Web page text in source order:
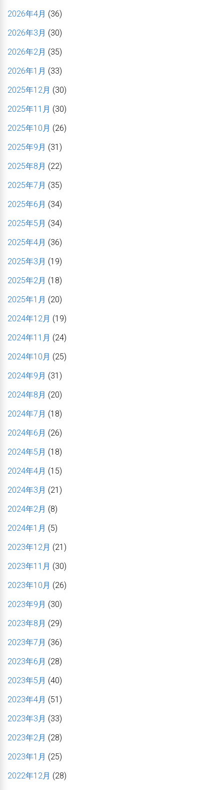
2026年4月 (36)
2026年3月 (30)
2026年2月 (35)
2026年1月 (33)
2025年12月 (30)
2025年11月 (30)
2025年10月 (26)
2025年9月 (31)
2025年8月 (22)
2025年7月 (35)
2025年6月 (34)
2025年5月 (34)
2025年4月 (36)
2025年3月 (19)
2025年2月 (18)
2025年1月 (20)
2024年12月 (19)
2024年11月 (24)
2024年10月 (25)
2024年9月 (31)
2024年8月 (20)
2024年7月 (18)
2024年6月 (26)
2024年5月 (18)
2024年4月 (15)
2024年3月 (21)
2024年2月 (8)
2024年1月 (5)
2023年12月 (21)
2023年11月 (30)
2023年10月 (26)
2023年9月 (30)
2023年8月 (29)
2023年7月 (36)
2023年6月 (28)
2023年5月 (40)
2023年4月 (51)
2023年3月 (33)
2023年2月 (28)
2023年1月 (25)
2022年12月 (28)